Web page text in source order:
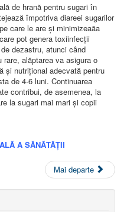
de hrană pentru sugari în
împotriva diareei sugarilor
care le are și minimizeaăa
pot genera toxiinfecții
dezastru, atunci când
alăptarea va asigura o
și nutrițional adecvată pentru
de 4-6 luni. Continuarea
contribui, de asemenea, la
la sugari mai mari și copii
A SĂNĂTĂȚII
Mai departe